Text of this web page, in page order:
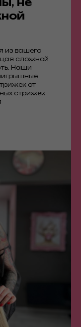
из вашего
сложной
Наши
от
стрижек